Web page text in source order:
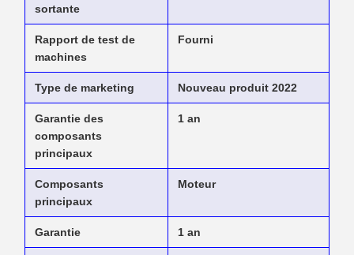
sortante
Rapport de test de
machines
Fourni
Type de marketing Nouveau produit 2022
Garantie des
composants
principaux
1 an
Composants
principaux
Moteur
Garantie 1 an